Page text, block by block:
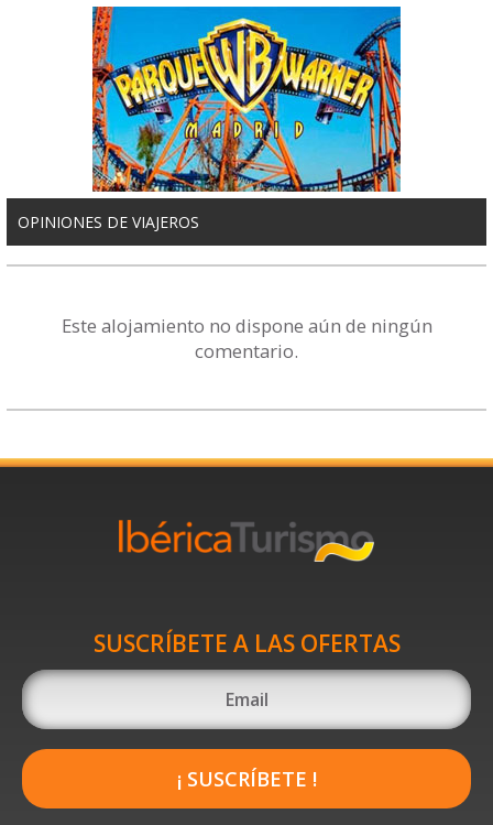
OPINIONES DE VIAJEROS
Este alojamiento no dispone aún de ningún
comentario.
SUSCRÍBETE A LAS OFERTAS
¡ SUSCRÍBETE !